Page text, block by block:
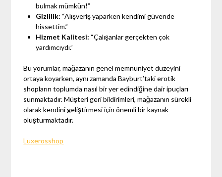
bulmak mümkün!”
Gizlilik: “Alışveriş yaparken kendimi güvende
hissettim.”
Hizmet Kalitesi: “Çalışanlar gerçekten çok
yardımcıydı.”
Bu yorumlar, mağazanın genel memnuniyet düzeyini
ortaya koyarken, aynı zamanda Bayburt’taki erotik
shopların toplumda nasıl bir yer edindiğine dair ipuçları
sunmaktadır. Müşteri geri bildirimleri, mağazanın sürekli
olarak kendini geliştirmesi için önemli bir kaynak
oluşturmaktadır.
Luxerosshop